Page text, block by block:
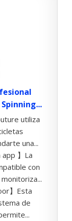
utiliza
una...
app 】La
con
】Esta
de